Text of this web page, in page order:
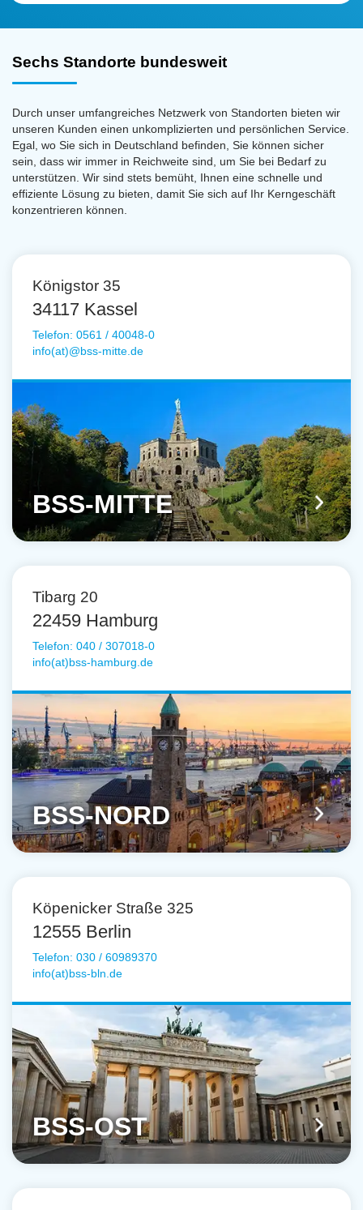
Sechs Standorte bundesweit
Durch unser umfangreiches Netzwerk von Standorten bieten wir
unseren Kunden einen unkomplizierten und persönlichen Service.
Egal, wo Sie sich in Deutschland befinden, Sie können sicher
sein, dass wir immer in Reichweite sind, um Sie bei Bedarf zu
unterstützen. Wir sind stets bemüht, Ihnen eine schnelle und
effiziente Lösung zu bieten, damit Sie sich auf Ihr Kerngeschäft
konzentrieren können.
BSS-MITTE
Königstor 35
34117 Kassel
Telefon: 0561 / 40048-0
info(at)@bss-mitte.de
BSS-NORD
Tibarg 20
22459 Hamburg
Telefon: 040 / 307018-0
info(at)bss-hamburg.de
BSS-OST
Köpenicker Straße 325
12555 Berlin
Telefon: 030 / 60989370
info(at)bss-bln.de